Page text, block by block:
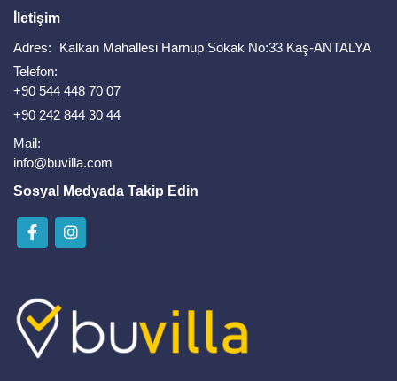
İletişim
Adres:
Kalkan Mahallesi Harnup Sokak No:33 Kaş-ANTALYA
Telefon:
+90 544 448 70 07
+90 242 844 30 44
Mail:
info@buvilla.com
Sosyal Medyada Takip Edin